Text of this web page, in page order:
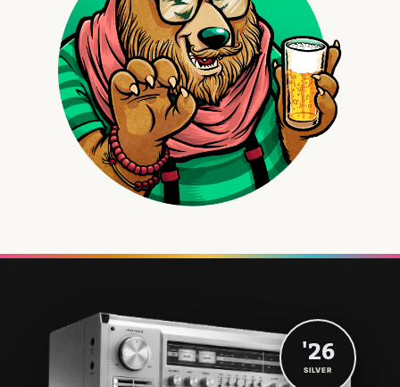
'26
SILVER